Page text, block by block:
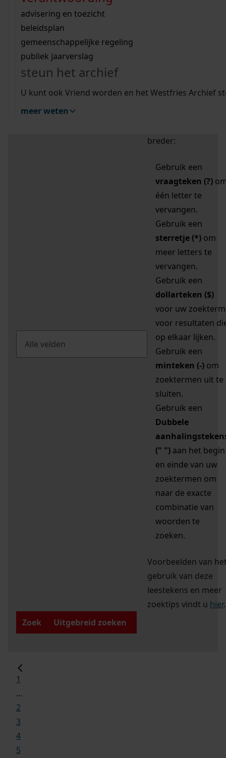
bouwvergunningen
omgevingsvergunningen
vergunningen
beeld en geluid
uitleg nodig?
Wij helpen u op weg met een aantal zoektips.
bekijk alle zoektips
Wij helpen u op weg met een aantal zoektips.
bekijk alle zoektips
bekijk ons geschiedenislokaal
advisering en toezicht
beleidsplan
gemeenschappelijke regeling
publiek jaarverslag
steun het archief
U kunt ook Vriend worden en het Westfries Archief
meer weten
zoektips
Mijn Studiezaal (inloggen)
uw zoekopdracht te
breder:
Gebruik een
vraagteken (?)
één letter te
vervangen.
Gebruik een
sterretje (*) om
meer letters te
vervangen.
Gebruik een
dollarteken ($)
voor uw zoekterm
voor resultaten
op elkaar lijken.
Gebruik een
minteken (-) om
zoektermen uit te
sluiten.
Gebruik een
Dubbele
(" ") aan het begin
en einde van uw
zoektermen om
naar de exacte
combinatie van
woorden te
zoeken.
Voorbeelden van
gebruik van deze
leestekens en meer
zoektips vindt u hier.
Zoek
Uitgebreid zoeken
1
...
2
3
4
5